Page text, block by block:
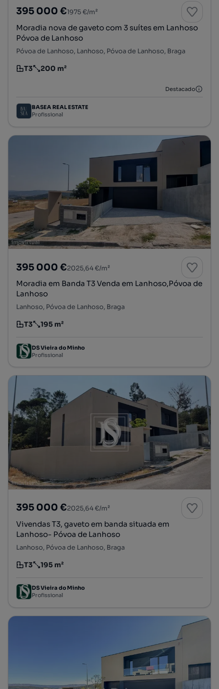
395 000 €1975 €/m²
Moradia nova de gaveto com 3 suítes em Lanhoso
Póvoa de Lanhoso
Póvoa de Lanhoso, Lanhoso, Póvoa de Lanhoso, Braga
Tipologia
T3
Preço por metro quadrado
200 m²
Destacado
BASEA REAL ESTATE
Profissional
395 000 €2025,64 €/m²
Moradia em Banda T3 Venda em Lanhoso,Póvoa de
Lanhoso
Lanhoso, Póvoa de Lanhoso, Braga
Tipologia
T3
Preço por metro quadrado
195 m²
DS Vieira do Minho
Profissional
395 000 €2025,64 €/m²
Vivendas T3, gaveto em banda situada em
Lanhoso- Póvoa de Lanhoso
Lanhoso, Póvoa de Lanhoso, Braga
Tipologia
T3
Preço por metro quadrado
195 m²
DS Vieira do Minho
Profissional